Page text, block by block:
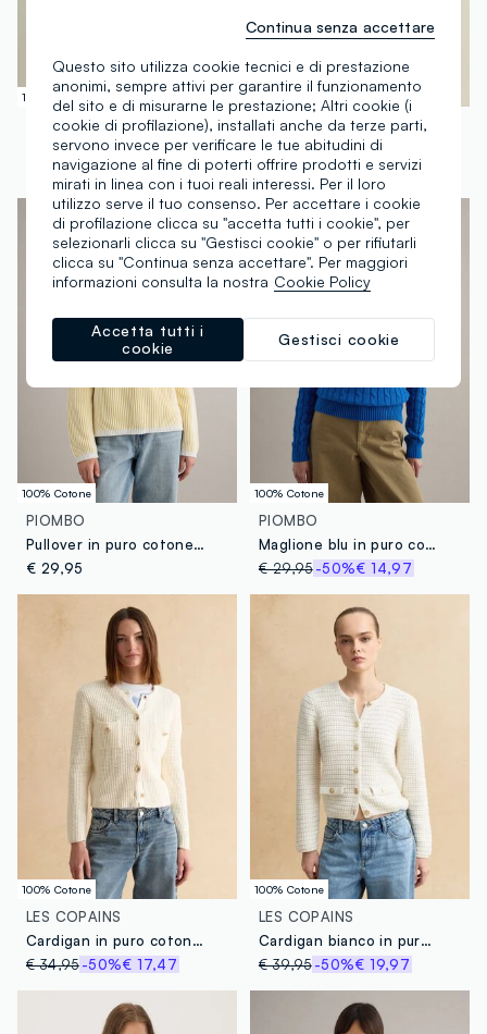
100% Cotone
PIOMBO
Pullover a coste con lavorazione a trecce
€ 29,95-50% € 14,97
PIOMBO
€ 29,95 -50%€ 14,97
100% Cotone
PIOMBO
Pullover in puro cotone a righe multicolor regular fit
€ 29,95
100% Cotone
PIOMBO
Maglione blu in puro cotone regular fit con lavorazione a treccia
€ 29,95 -50%€ 14,97
100% Cotone
LES COPAINS
Cardigan in puro cotone bianco regular fit con design a maglia e bottoni
€ 34,95-50%€ 17,47
100% Cotone
LES COPAINS
Cardigan bianco in puro cotone regular fit con bottoni e tasche
€ 39,95 -50%€ 19,97
Questo sito utilizza cookie tecnici e di prestazione
anonimi, sempre attivi per garantire il funzionamento
del sito e di misurarne le prestazione; Altri cookie (i
cookie di profilazione), installati anche da terze parti,
servono invece per verificare le tue abitudini di
navigazione al fine di poterti offrire prodotti e servizi
mirati in linea con i tuoi reali interessi. Per il loro
utilizzo serve il tuo consenso. Per accettare i cookie
di profilazione clicca su "accetta tutti i cookie", per
selezionarli clicca su "Gestisci cookie" o per rifiutarli
clicca su "Continua senza accettare". Per maggiori
informazioni consulta la nostra Cookie Policy
Gestisci cookie
Accetta tutti i
cookie
Continua senza accettare